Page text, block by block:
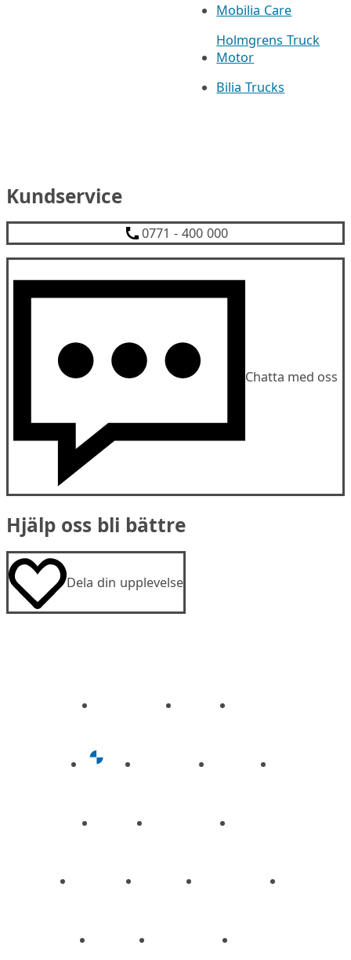
Mobilia Care
Holmgrens Truck
Motor
Bilia Trucks
Kundservice
0771 - 400 000
Chatta med oss
Hjälp oss bli bättre
Dela din upplevelse